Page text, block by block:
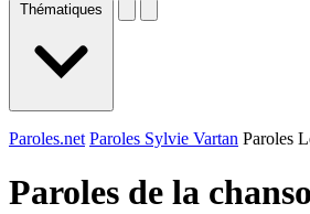
Thématiques
Paroles.net Paroles Sylvie Vartan Paroles
Paroles de la